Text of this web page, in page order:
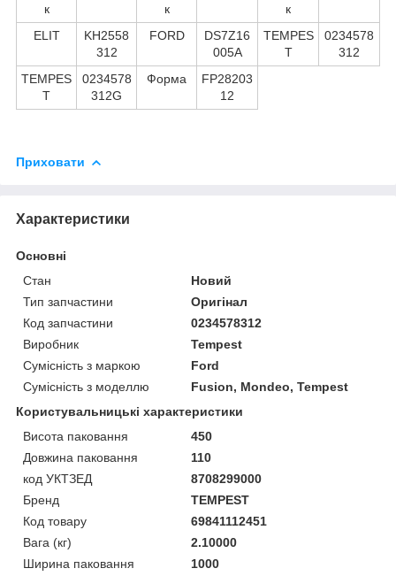
к
к
к
ELIT
KH2558
312
FORD
DS7Z16
005A
TEMPES
T
0234578
312
TEMPES
T
0234578
312G
Форма
FP28203
12
Приховати
Характеристики
Основні
Стан
Новий
Тип запчастини
Оригінал
Код запчастини
0234578312
Виробник
Tempest
Сумісність з маркою
Ford
Сумісність з моделлю
Fusion, Mondeo, Tempest
Користувальницькі характеристики
Висота паковання
450
Довжина паковання
110
код УКТЗЕД
8708299000
Бренд
TEMPEST
Код товару
69841112451
Вага (кг)
2.10000
Ширина паковання
1000